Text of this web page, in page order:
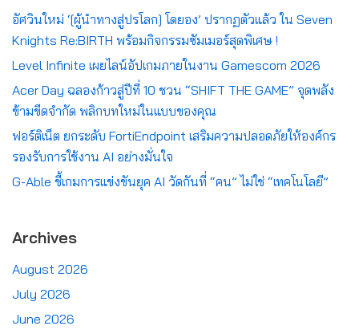
อัศวินใหม่ ‘[ผู้นำทางสู่ปรโลก] โดยอง’ ปรากฏตัวแล้ว ใน Seven
Knights Re:BIRTH พร้อมกิจกรรมซัมเมอร์สุดพิเศษ !
Level Infinite เผยไลน์อัปเกมภายในงาน Gamescom 2026
Acer Day ฉลองก้าวสู่ปีที่ 10 ชวน “SHIFT THE GAME” จุดพลัง
ข้ามขีดจำกัด พลิกบทใหม่ในแบบของคุณ
ฟอร์ติเน็ต ยกระดับ FortiEndpoint เสริมความปลอดภัยให้องค์กร
รองรับการใช้งาน AI อย่างมั่นใจ
G-Able ชี้เกมการแข่งขันยุค AI วัดกันที่ “คน” ไม่ใช่ “เทคโนโลยี”
Archives
August 2026
July 2026
June 2026